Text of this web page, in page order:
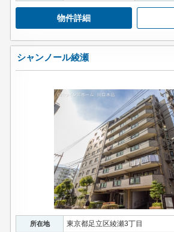
物件詳細
シャンノール綾瀬
所在地 東京都足立区綾瀬3丁目